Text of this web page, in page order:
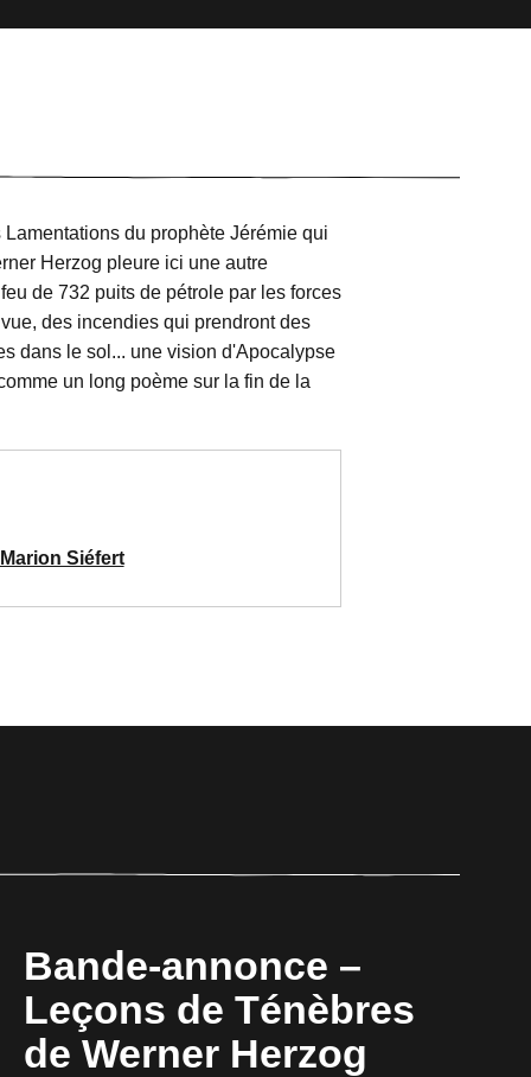
du prophète Jérémie qui
Herzog pleure ici une autre
de 732 puits de pétrole par les forces
des incendies qui prendront des
dans le sol... une vision d'Apocalypse
un long poème sur la fin de la
Siéfert
Bande-annonce –
Leçons de Ténèbres
de Werner Herzog